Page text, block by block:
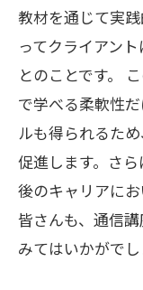
教材を通じて実
ってクライアン
とのことです。
で学べる柔軟性
ルも得られるた
促進します。さ
後のキャリアにお
皆さんも、通信
みてはいかがでし